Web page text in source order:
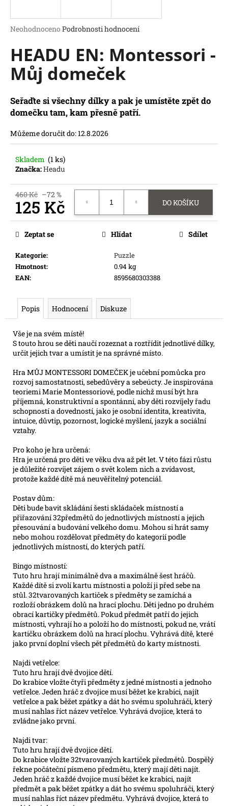
Průměrné
produktu
je
0,0
hvězdiček.
Neohodnoceno Podrobnosti hodnocení
HEADU EN: Montessori -
Můj domeček
Seřaďte si všechny dílky a pak je umístěte zpět do
domečku tam, kam přesně patří.
Můžeme doručit do:12.8.2026
Skladem (1 ks)
Značka:Headu
460 Kč –72 %
125 Kč
Měrná
DO KOŠÍKU
Kategorie:
Puzzle
Hmotnost:
0.94 kg
EAN: 8595680303388
Zeptat se Hlídat Sdílet
Popis Hodnocení Diskuze
Vše je na svém místě!
S touto hrou se děti naučí rozeznat a roztřídit jednotlivé dílky,
určit jejich tvar a umístit je na správné místo.
Hra MŮJ MONTESSORI DOMEČEK je učební pomůcka pro
rozvoj samostatnosti, sebedůvěry a sebeúcty. Je inspirována
teoriemi Marie Montessoriové, podle nichž musí být hra
příjemná, konstruktivní a spontánní, aby děti rozvíjely řadu
schopností a dovedností, jako je osobní identita, kreativita,
intuice, důvtip, pozornost, logické myšlení, jazyk a sociální
vztahy.
Pro koho je hra určená:
Hra je určená pro děti ve věku dva až pět let. V této fázi růstu
je důležité rozvíjet zájem o svět kolem nich a zvídavost,
protože každé dítě má neuvěřitelný potenciál.
Postav dům:
Děti bude bavit skládání šesti skládaček místností a
přiřazování 32předmětů do jednotlivých místností a jejich
přesouvání a budování velkého domu. Mohou si hrát samy
nebo mohou rozdělovat předměty do kategorií podle
jednotlivých místností, do kterých patří.
Bingo místností:
Tuto hru hrají minimálně dva a maximálně šest hráčů.
Každé dítě si zvolí kartu místnosti a položí ji před sebe na
stůl. 32tvarovaných kartiček s předměty se zamíchá a
rozloží obrázkem dolů na hrací plochu. Děti jedno po druhém
obrací kartičky předmětů. Pokud předmět patří do jejich
místnosti, vyhrají ho a položí ho do místnosti, pokud ne, vrátí
kartičku obrázkem dolů na hrací plochu. Vyhrává dítě, které
jako první doplní všech pět předmětů do karty místnosti.
Najdi vetřelce:
Tuto hru hrají dvě dvojice dětí.
Do krabice vložte čtyři předměty z jedné místnosti a jednoho
vetřelce. Jeden hráč z dvojice musí běžet ke krabici, najít
vetřelce a pak běžet zpátky a dát ho svému spoluhráči, který
musí nahlas říct název vetřelce. Vyhrává dvojice, která to
zvládne jako první.
Najdi tvar:
Tuto hru hrají dvě dvojice dětí.
Do krabice vložte 32tvarovaných kartiček předmětů. Dospělý
řekne počáteční písmeno předmětu, který mají děti najít.
Jeden hráč z každé dvojice musí běžet ke krabici, najít
předmět a pak běžet zpátky a dát ho svému spoluhráči, který
musí nahlas říct název předmětu. Vyhrává dvojice, která to
j
t
?
HLEDAT
D
o
p
o
u
u
j
e
e
PEG
215
Kč